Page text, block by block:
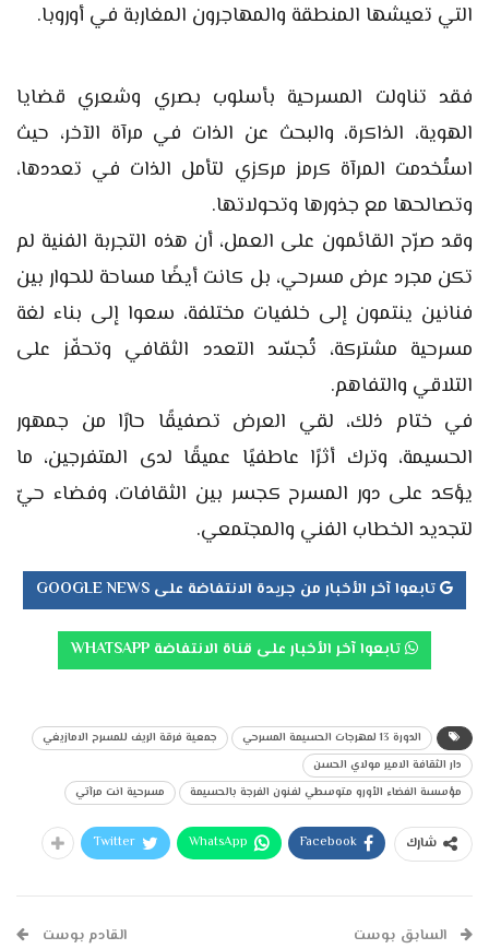
التي تعيشها المنطقة والمهاجرون المغاربة في أوروبا.
فقد تناولت المسرحية بأسلوب بصري وشعري قضايا
الهوية، الذاكرة، والبحث عن الذات في مرآة الآخر، حيث
استُخدمت المرآة كرمز مركزي لتأمل الذات في تعددها،
وتصالحها مع جذورها وتحولاتها.
وقد صرّح القائمون على العمل، أن هذه التجربة الفنية لم
تكن مجرد عرض مسرحي، بل كانت أيضًا مساحة للحوار بين
فنانين ينتمون إلى خلفيات مختلفة، سعوا إلى بناء لغة
مسرحية مشتركة، تُجسّد التعدد الثقافي وتحفّز على
التلاقي والتفاهم.
في ختام ذلك، لقي العرض تصفيقًا حارًا من جمهور
الحسيمة، وترك أثرًا عاطفيًا عميقًا لدى المتفرجين، ما
يؤكد على دور المسرح كجسر بين الثقافات، وفضاء حيّ
لتجديد الخطاب الفني والمجتمعي.
تابعوا آخر الأخبار من جريدة الانتفاضة على GOOGLE NEWS
تابعوا آخر الأخبار على قناة الانتفاضة WHATSAPP
الدورة 13 لمهرجات الحسيمة المسرحي
جمعية فرقة الريف للمسرح الامازيغي
دار الثقافة الامير مولاي الحسن
مؤسسة الفضاء الأورو متوسطي لفنون الفرجة بالحسيمة
مسرحية انت مرآتي
شارك Facebook
WhatsApp
Twitter
السابق بوست القادم بوست